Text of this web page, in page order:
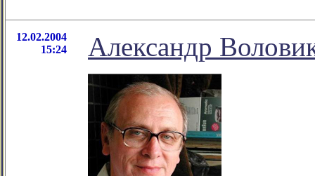
12.02.2004
15:24
Александр